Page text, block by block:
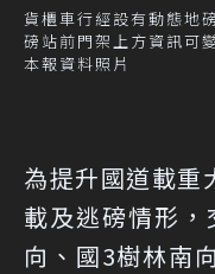
貨櫃車行經設有動態地
磅站前門架上方資訊可
本報資料照片
為提升國道載重
載及逃磅情形
向、國3樹林南